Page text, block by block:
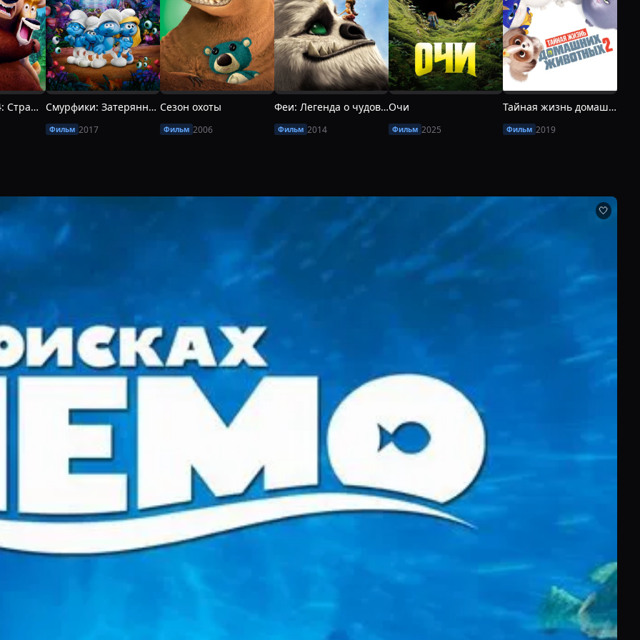
Сезон охоты 4: Страшно глупо Смурфики: Затерянная деревня
Фильм 2017
Сезон охоты
Фильм 2006
Феи: Легенда о чудовище
Фильм 2014
Очи
Фильм 2025
Тайная жизнь домашних животных 2
Фильм 2019
🤍